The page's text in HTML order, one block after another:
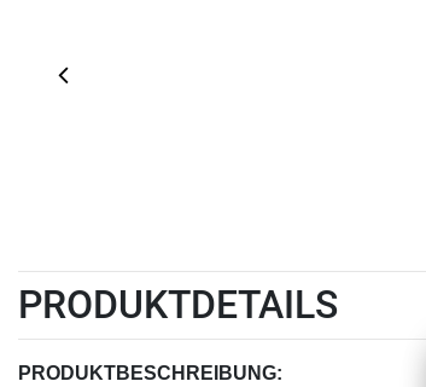
PRODUKTDETAILS
PRODUKTBESCHREIBUNG: